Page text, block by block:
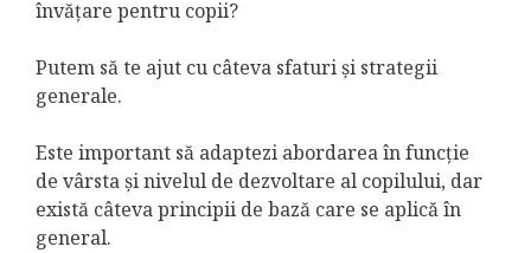
învățare pentru copii?
Putem să te ajut cu câteva sfaturi și strategii
generale.
Este important să adaptezi abordarea în funcție
de vârsta și nivelul de dezvoltare al copilului, dar
există câteva principii de bază care se aplică în
general.